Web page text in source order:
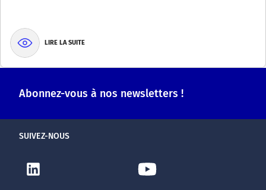
LIRE LA SUITE
Abonnez-vous à nos newsletters !
SUIVEZ-NOUS